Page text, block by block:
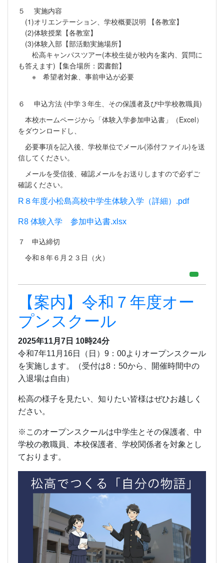
５ 実施内容
(1)オリエンテーション、学校概要説明 【各教室】
(2)体験授業【各教室】
(3)体験入部【部活動実施場所】
松高キャンパスツアー(本校生徒が校内を案内、質問に
も答えます)【集合場所：図書館】
※ 希望者対象、事前申込が必要
６ 申込方法 (中学３年生、その保護者及び中学校教職員)
本校ホームページから「体験入学参加申込書」（Excel）
をダウンロードし、
必要事項を記入後、学校単位でメール(添付ファイル)を送
信してください。
メールを受信後、確認メールをお送りしますので必ずご
確認ください。
R８年度小松島高校中学生体験入学（詳細）.pdf
R8 体験入学 参加申込書.xlsx
７ 申込締切
令和８年６月２３日（火）
【案内】令和７年度オー
プンスクール
2025年11月7日 10時24分
令和7年11月16日（日）9：00よりオープンスクール
を実施します。（受付は8：50から、開催時間中の
入退場は自由）
松高の様子を見たい、知りたい皆様はぜひお越しく
ださい。
※このオープンスクールは中学生とその保護者、中
学校の教職員、本校保護者、学校関係者を対象とし
ております。